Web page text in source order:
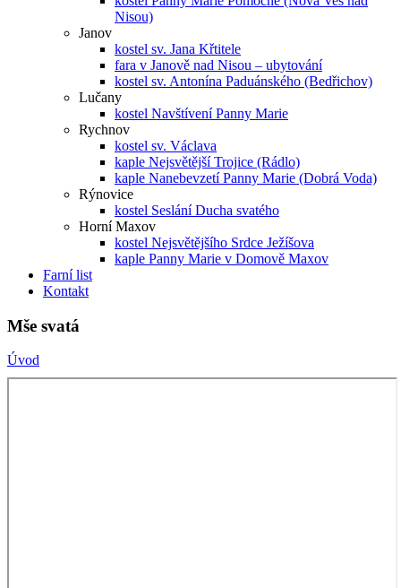
Nisou)
Janov
kostel sv. Jana Křtitele
fara v Janově nad Nisou – ubytování
kostel sv. Antonína Paduánského (Bedřichov)
Lučany
kostel Navštívení Panny Marie
Rychnov
kostel sv. Václava
kaple Nejsvětější Trojice (Rádlo)
kaple Nanebevzetí Panny Marie (Dobrá Voda)
Rýnovice
kostel Seslání Ducha svatého
Horní Maxov
kostel Nejsvětějšího Srdce Ježíšova
kaple Panny Marie v Domově Maxov
Farní list
Kontakt
Mše svatá
Úvod